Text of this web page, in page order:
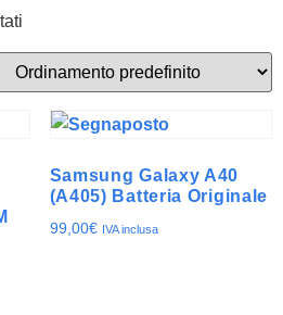
Samsung Galaxy A40
(A405) Batteria Originale
99,00€ IVA inclusa